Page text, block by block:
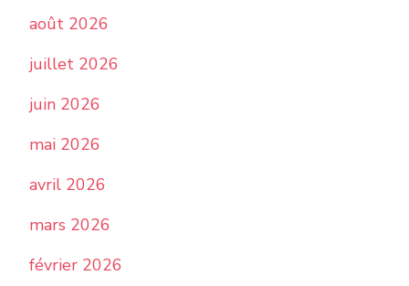
août 2026
juillet 2026
juin 2026
mai 2026
avril 2026
mars 2026
février 2026